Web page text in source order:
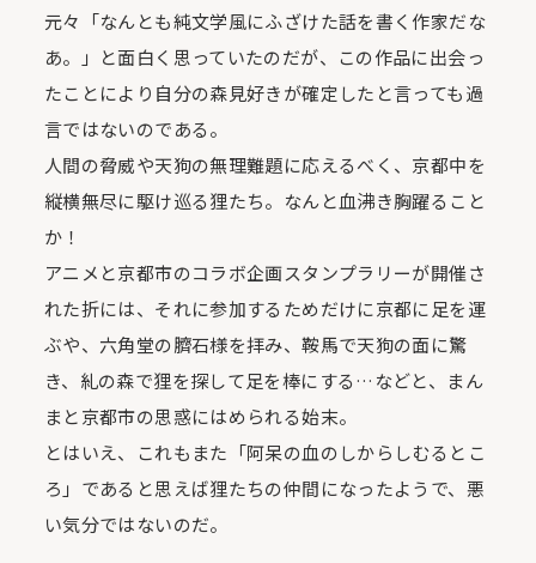
元々「なんとも純文学風にふざけた話を書く作家だな
あ。」と面白く思っていたのだが、この作品に出会っ
たことにより自分の森見好きが確定したと言っても過
言ではないのである。
人間の脅威や天狗の無理難題に応えるべく、京都中を
縦横無尽に駆け巡る狸たち。なんと血沸き胸躍ること
か！
アニメと京都市のコラボ企画スタンプラリーが開催さ
れた折には、それに参加するためだけに京都に足を運
ぶや、六角堂の臍石様を拝み、鞍馬で天狗の面に驚
き、糺の森で狸を探して足を棒にする…などと、まん
まと京都市の思惑にはめられる始末。
とはいえ、これもまた「阿呆の血のしからしむるとこ
ろ」であると思えば狸たちの仲間になったようで、悪
い気分ではないのだ。